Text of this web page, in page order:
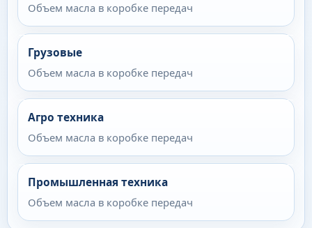
Объем масла в коробке передач
Грузовые
Объем масла в коробке передач
Агро техника
Объем масла в коробке передач
Промышленная техника
Объем масла в коробке передач